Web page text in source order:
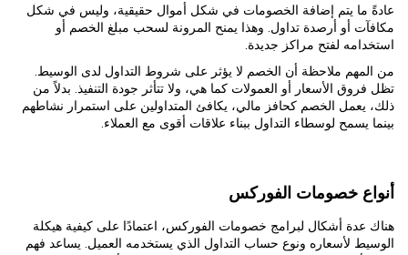
عادةً ما يتم إضافة الخصومات في شكل أموال حقيقية، وليس في شكل
مكافآت أو أرصدة تداول. وهذا يمنح المرونة لسحب مبلغ الخصم أو
استخدامه لفتح مراكز جديدة.
من المهم ملاحظة أن الخصم لا يؤثر على شروط التداول لدى الوسيط.
تظل فروق الأسعار أو العمولات كما هي، ولا تتأثر جودة التنفيذ. بدلاً من
ذلك، يعمل الخصم كحافز مالي، يكافئ المتداولين على استمرار نشاطهم
بينما يسمح لوسطاء التداول ببناء علاقات أقوى مع العملاء.
أنواع خصومات الفوركس
هناك عدة أشكال لبرامج خصومات الفوركس، اعتمادًا على كيفية هيكلة
الوسيط لأسعاره ونوع حساب التداول الذي يستخدمه العميل. يساعد فهم